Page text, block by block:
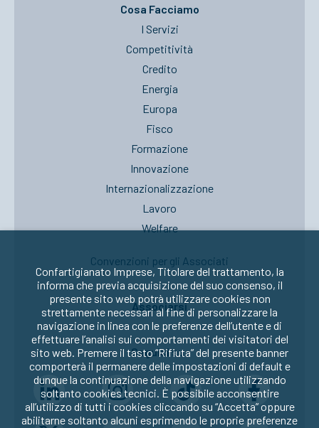
Cosa Facciamo
I Servizi
Competitività
Credito
Energia
Europa
Fisco
Formazione
Innovazione
Internazionalizzazione
Lavoro
Welfare
Convenzioni per gli Associati
Associarsi
Seguici su:
Confartigianato Imprese, Titolare del trattamento, la
informa che previa acquisizione del suo consenso, il
presente sito web potrà utilizzare cookies non
strettamente necessari al fine di personalizzare la
navigazione in linea con le preferenze dell’utente e di
effettuare l’analisi sui comportamenti dei visitatori del
sito web. Premere il tasto “Rifiuta” del presente banner
comporterà il permanere delle impostazioni di default e
dunque la continuazione della navigazione utilizzando
soltanto cookies tecnici. È possibile acconsentire
all’utilizzo di tutti i cookies cliccando su “Accetta” oppure
abilitarne soltanto alcuni esprimendo le proprie preferenze